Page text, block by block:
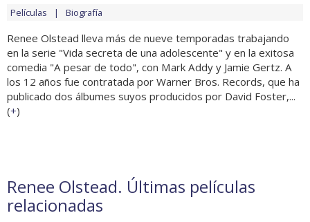
Películas Biografía
Renee Olstead lleva más de nueve temporadas trabajando
en la serie "Vida secreta de una adolescente" y en la exitosa
comedia "A pesar de todo", con Mark Addy y Jamie Gertz. A
los 12 años fue contratada por Warner Bros. Records, que ha
publicado dos álbumes suyos producidos por David Foster,...
(+)
Renee Olstead. Últimas películas
relacionadas